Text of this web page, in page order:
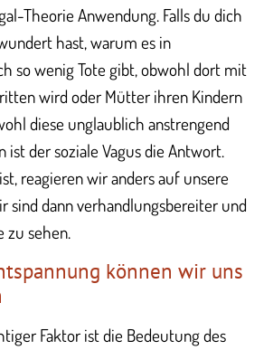
Theorie Anwendung. Falls du dich
hast, warum es in
so wenig Tote gibt, obwohl dort mit
wird oder Mütter ihren Kindern
diese unglaublich anstrengend
ist der soziale Vagus die Antwort.
reagieren wir anders auf unsere
sind dann verhandlungsbereiter und
zu sehen.
können wir uns
Faktor ist die Bedeutung des